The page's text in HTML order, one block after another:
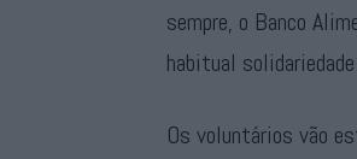
sempre, o Banco
habitual
Os voluntários vão